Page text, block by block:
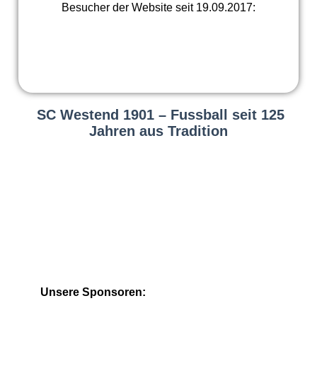
Besucher der Website seit 19.09.2017:
SC Westend 1901 – Fussball seit 125
Jahren aus Tradition
Unsere Sponsoren: